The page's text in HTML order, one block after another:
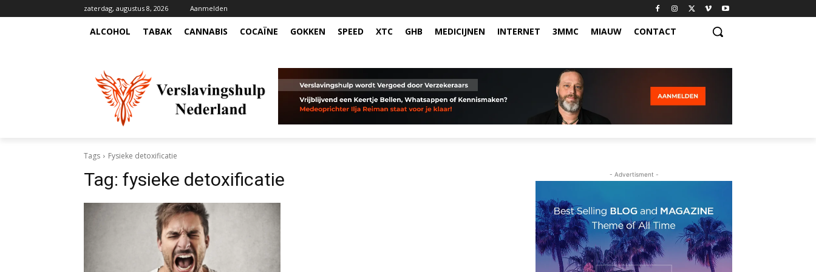
zaterdag, augustus 8, 2026 Aanmelden
ALCOHOL TABAK CANNABIS COCAÏNE GOKKEN SPEED XTC GHB MEDICIJNEN INTERNET 3MMC MIAUW CONTACT
Tags Fysieke detoxificatie
Tag: fysieke detoxificatie - Advertisment -